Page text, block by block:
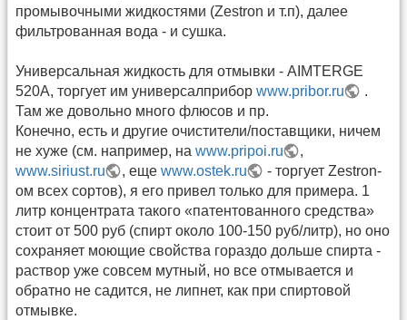
промывочными жидкостями (Zestron и т.п), далее
фильтрованная вода - и сушка.
Универсальная жидкость для отмывки - AIMTERGE
520A, торгует им универсалприбор www.pribor.ru
.
Там же довольно много флюсов и пр.
Конечно, есть и другие очистители/поставщики, ничем
не хуже (см. например, на www.pripoi.ru
,
www.siriust.ru
, еще www.ostek.ru
- торгует Zestron-
ом всех сортов), я его привел только для примера. 1
литр концентрата такого «патентованного средства»
стоит от 500 руб (спирт около 100-150 руб/литр), но оно
сохраняет моющие свойства гораздо дольше спирта -
раствор уже совсем мутный, но все отмывается и
обратно не садится, не липнет, как при спиртовой
отмывке.